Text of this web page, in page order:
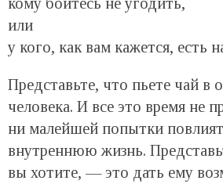
или
у кого, как вам кажется, есть
Представьте, что пьете чай в
человека. И все это время не
ни малейшей попытки
внутреннюю жизнь.
вы хотите, — это дать ему